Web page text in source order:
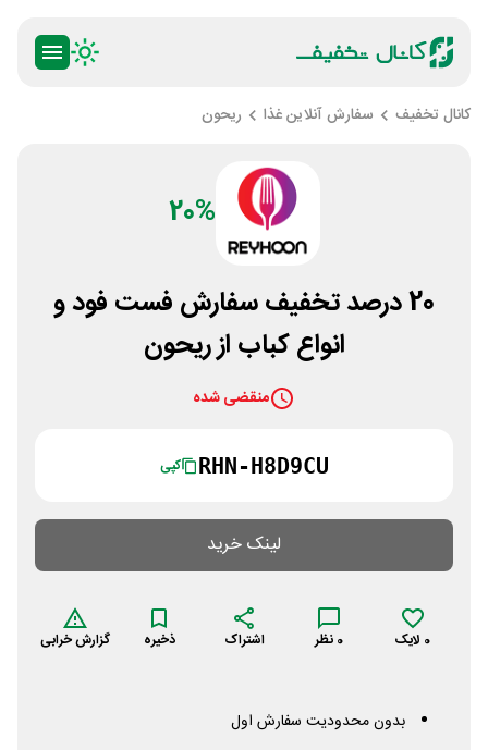
کانال تخفیف سفارش آنلاین غذا ریحون
20%
20 درصد تخفیف سفارش فست فود و
انواع کباب از ریحون
منقضی شده
RHN-H8D9CU کپی
لینک خرید
0 لایک 0 نظر اشتراک ذخیره گزارش خرابی
بدون محدودیت سفارش اول